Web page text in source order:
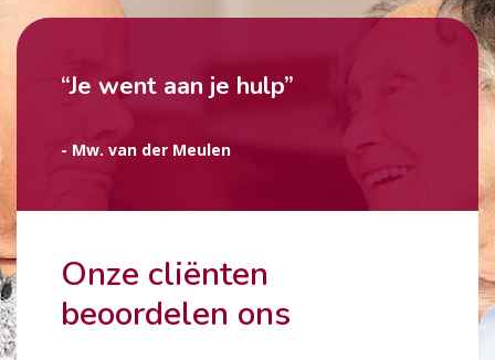
Onze cliënten
beoordelen ons
“Je went aan je hulp”
- Mw. van der Meulen